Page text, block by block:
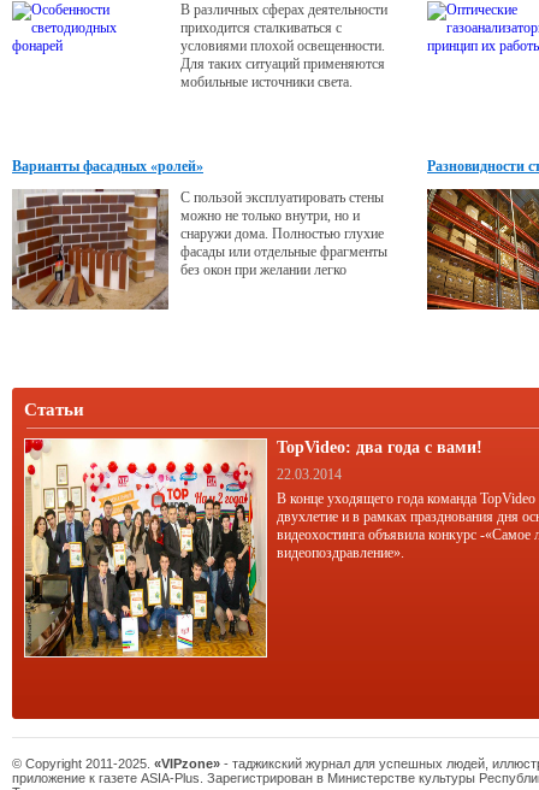
В различных сферах деятельности
приходится сталкиваться с
условиями плохой освещенности.
Для таких ситуаций применяются
мобильные источники света.
Варианты фасадных «ролей»
С пользой эксплуатировать стены
можно не только внутри, но и
снаружи дома. Полностью глухие
фасады или отдельные фрагменты
без окон при желании легко
Разновидности
Статьи
TopVideo: два года с вами!
22.03.2014
В конце уходящего года команда TopVideo
двухлетие и в рамках празднования дня
видеохостинга объявила конкурс -«Самое
видеопоздравление».
© Copyright 2011-2025. «VIPzone» - таджикский журнал для успешных людей,
приложение к газете ASIA-Plus. Зарегистрирован в Министерстве культуры